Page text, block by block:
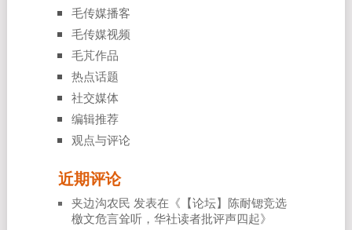
毛传媒播客
毛传媒视频
毛芃作品
热点话题
社交媒体
编辑推荐
观点与评论
近期评论
夹边沟农民 发表在《 【论坛】陈耐锶竞选
檄文危言耸听，华社读者批评声四起》